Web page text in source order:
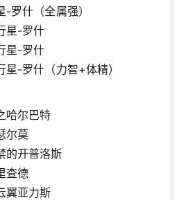
罗什（全属强）
星-罗什
星-罗什
-罗什（力智+体精）
哈尔巴特
尔莫
的开普洛斯
查德
翼亚力斯